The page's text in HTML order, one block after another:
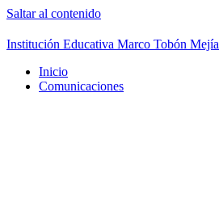
Saltar al contenido
Institución Educativa Marco Tobón Mejía
Inicio
Comunicaciones